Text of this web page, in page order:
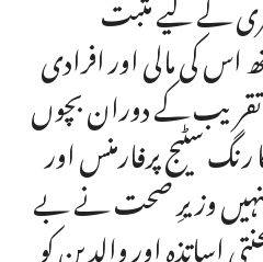
کی مالی اور افرادی
کے دوران بچوں
سٹیج پرفارمنس اور
جنہیں وزیرِ صحت نے بے
اساتذہ اور والدین کو